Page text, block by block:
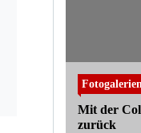
Mit der
zurück